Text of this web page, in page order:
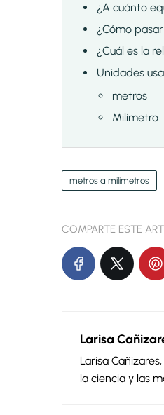
¿A cuánto
¿Cómo
¿Cuál es la
Unidades
metros
Milímetro
metros a milimetros
COMPARTE ESTE
Larisa
Larisa
la ciencia y las